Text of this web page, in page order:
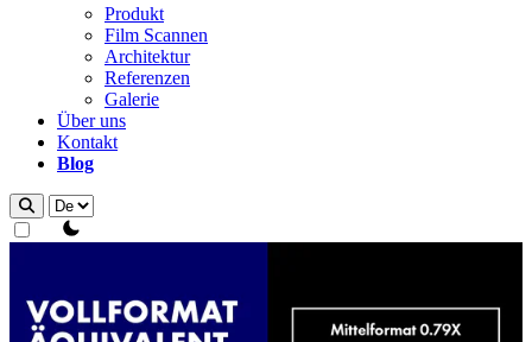
Produkt
Film Scannen
Architektur
Referenzen
Galerie
Über uns
Kontakt
Blog
theme switcher